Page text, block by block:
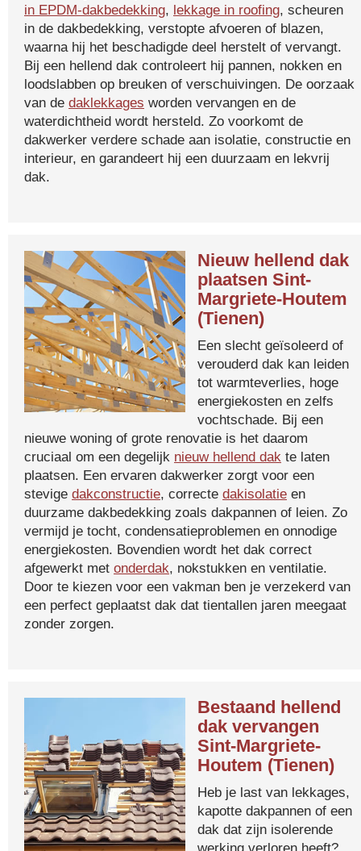
in EPDM-dakbedekking, lekkage in roofing, scheuren
in de dakbedekking, verstopte afvoeren of blazen,
waarna hij het beschadigde deel herstelt of vervangt.
Bij een hellend dak controleert hij pannen, nokken en
loodslabben op breuken of verschuivingen. De oorzaak
van de daklekkages worden vervangen en de
waterdichtheid wordt hersteld. Zo voorkomt de
dakwerker verdere schade aan isolatie, constructie en
interieur, en garandeert hij een duurzaam en lekvrij
dak.
Nieuw hellend dak
plaatsen Sint-
Margriete-Houtem
(Tienen)
Een slecht geïsoleerd of
verouderd dak kan leiden
tot warmteverlies, hoge
energiekosten en zelfs
vochtschade. Bij een
nieuwe woning of grote renovatie is het daarom
cruciaal om een degelijk nieuw hellend dak te laten
plaatsen. Een ervaren dakwerker zorgt voor een
stevige dakconstructie, correcte dakisolatie en
duurzame dakbedekking zoals dakpannen of leien. Zo
vermijd je tocht, condensatieproblemen en onnodige
energiekosten. Bovendien wordt het dak correct
afgewerkt met onderdak, nokstukken en ventilatie.
Door te kiezen voor een vakman ben je verzekerd van
een perfect geplaatst dak dat tientallen jaren meegaat
zonder zorgen.
Bestaand hellend
dak vervangen
Sint-Margriete-
Houtem (Tienen)
Heb je last van lekkages,
kapotte dakpannen of een
dak dat zijn isolerende
werking verloren heeft?